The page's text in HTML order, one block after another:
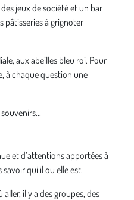
jeux de société et un bar
pâtisseries à grignoter
aux abeilles bleu roi. Pour
à chaque question une
et d’attentions apportées à
savoir qui il ou elle est.
il y a des groupes, des